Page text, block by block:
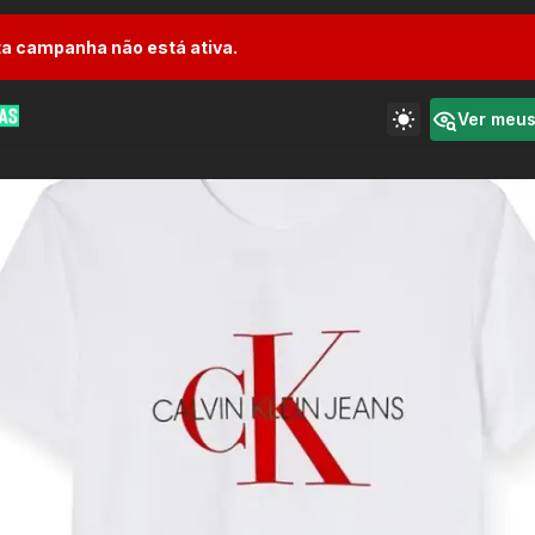
campanha não está ativa.
Ver